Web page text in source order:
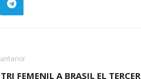
FEMENIL A BRASIL EL TERCER